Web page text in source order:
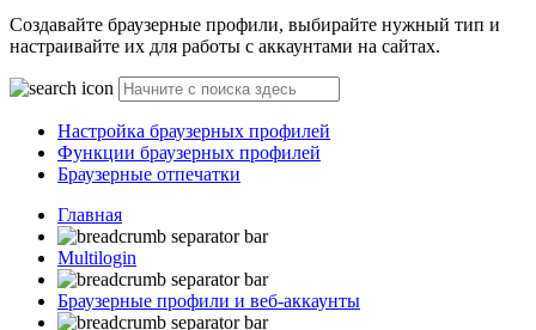
Создавайте браузерные профили, выбирайте нужный тип и
настраивайте их для работы с аккаунтами на сайтах.
Настройка браузерных профилей
Функции браузерных профилей
Браузерные отпечатки
Главная
Multilogin
Браузерные профили и веб-аккаунты